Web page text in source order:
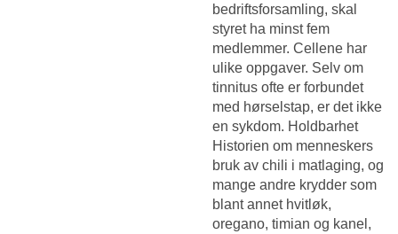
bedriftsforsamling, skal
styret ha minst fem
medlemmer. Cellene har
ulike oppgaver. Selv om
tinnitus ofte er forbundet
med hørselstap, er det ikke
en sykdom. Holdbarhet
Historien om menneskers
bruk av chili i matlaging, og
mange andre krydder som
blant annet hvitløk,
oregano, timian og kanel,